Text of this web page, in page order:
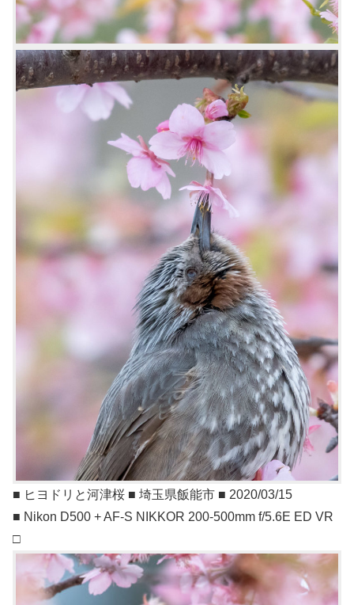
■ ヒヨドリと河津桜 ■ 埼玉県飯能市 ■ 2020/03/15
■ Nikon D500 + AF-S NIKKOR 200-500mm f/5.6E ED VR
□